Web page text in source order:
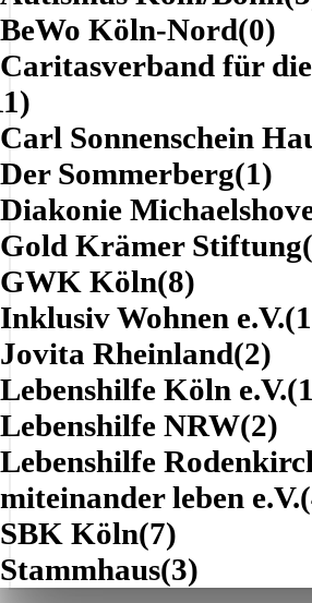
BeWo Köln-Nord(0)
Caritasverband für
Carl Sonnenschein
Der Sommerberg(1)
Diakonie
Gold Krämer Stiftung
GWK Köln(8)
Inklusiv Wohnen e.V.
Jovita Rheinland(2)
Lebenshilfe Köln e.V.
Lebenshilfe NRW(2)
Lebenshilfe
miteinander leben e.V.
SBK Köln(7)
Stammhaus(3)